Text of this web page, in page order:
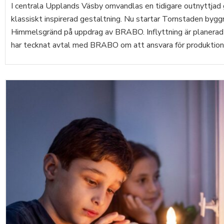
I centrala Upplands Väsby omvandlas en tidigare
klassiskt inspirerad gestaltning. Nu startar Tornstaden
Himmelsgränd på uppdrag av BRABO. Inflyttning är
har tecknat avtal med BRABO om att ansvara för